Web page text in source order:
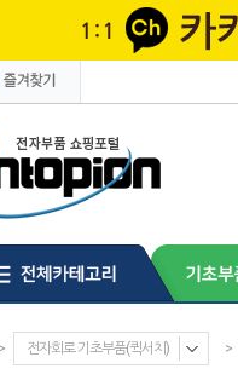
> 전자회로 기초부품(퀵서치) >